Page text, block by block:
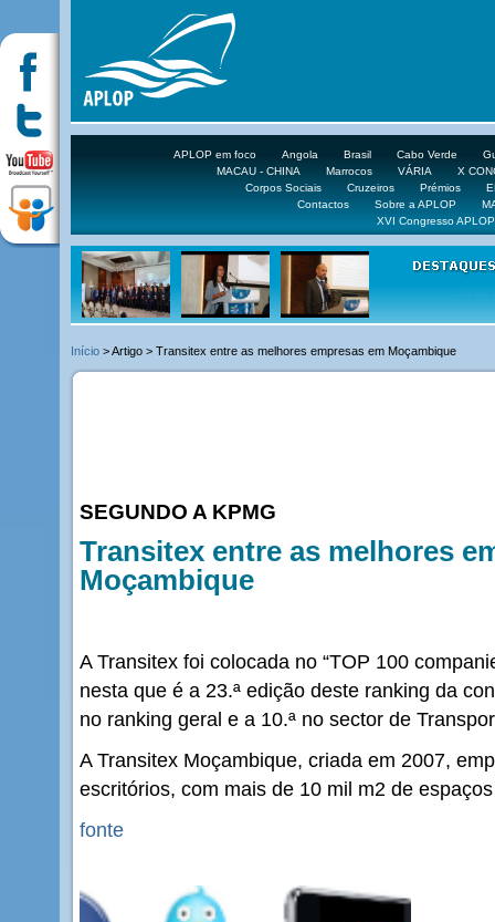
APLOP em foco Angola Brasil Cabo Verde
MACAU - CHINA
Marrocos VÁRIA
X
Corpos Sociais
Cruzeiros Prémios
Contactos
Sobre a APLOP
XVI Congresso APLOP
Início > Artigo > Transitex entre as melhores empresas em Moçambique
SEGUNDO A KPMG
Transitex entre as melhores
Moçambique
A Transitex foi colocada no “TOP 100
nesta que é a 23.ª edição deste ranking da
no ranking geral e a 10.ª no sector de
A Transitex Moçambique, criada em 2007,
escritórios, com mais de 10 mil m2 de
fonte